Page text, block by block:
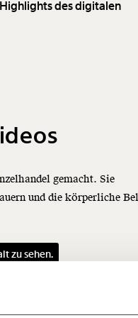
Immer auf
dem
des digitalen
gemacht. Sie
und die körperliche
zu sehen.